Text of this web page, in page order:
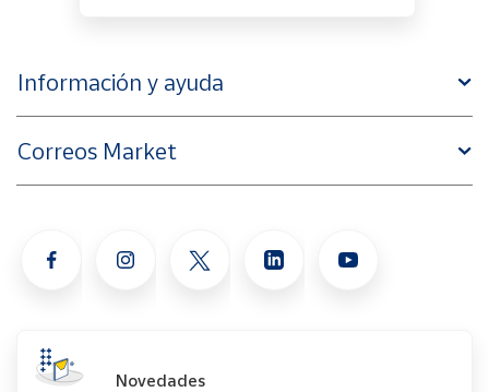
Información y ayuda
Correos Market
Novedades